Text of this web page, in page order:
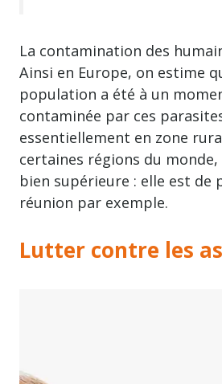
La contamination des
Ainsi en Europe, on estime
population a été à un
contaminée par ces
essentiellement en zone
certaines régions du
bien supérieure : elle est de
réunion par exemple.
Lutter contre les